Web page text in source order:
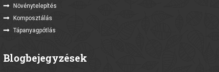
Növénytelepítés
Komposztálás
Tápanyagpótlás
Blogbejegyzések